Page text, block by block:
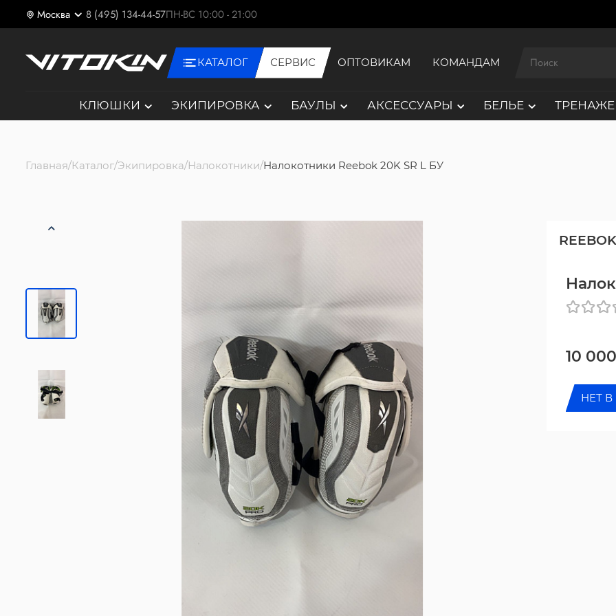
Москва 8 (495) 134-44-57ПН-ВС 10:00 - 21:00
КАТАЛОГ СЕРВИС ОПТОВИКАМ КОМАНДАМ
КЛЮШКИ ЭКИПИРОВКА БАУЛЫ АКСЕССУАРЫ БЕЛЬЕ
Главная Каталог Экипировка Налокотники Налокотники Reebok 20K SR L БУ
REEBOK
10
НЕТ